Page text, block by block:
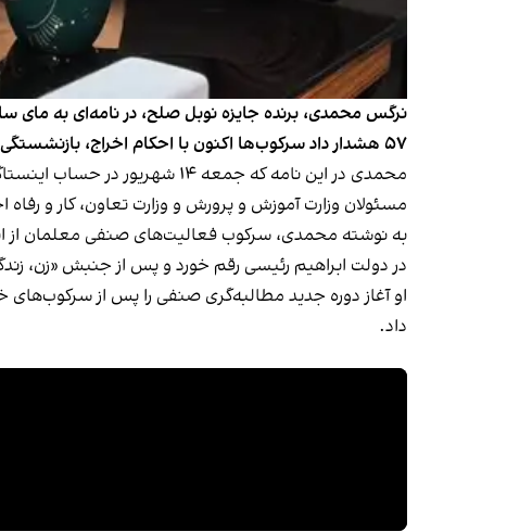
نرگس محمدی، برنده جایزه نوبل صلح، در نامه‌ای به مای
۵۷ هشدار داد سرکوب‌ها اکنون با احکام اخراج، بازنشستگی اجباری و تبعید برای دست‌کم ۱۶ معلم در کردستان ادامه یافته است.
محمدی در این نامه که جمعه
مسئولان وزارت آموزش‌ و پرورش و وزارت تعاون، کار و
به‌ نوشته محمدی، سرکوب فعالیت‌های صنفی معلمان از
در دولت ابراهیم رئیسی رقم خورد و پس از جنبش «زن،
داد.